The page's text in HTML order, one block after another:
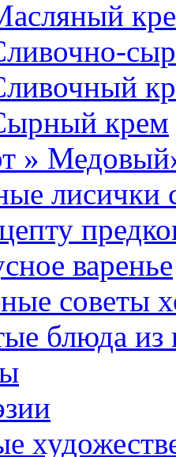
крем
»
лисички
варенье
советы
блюда из